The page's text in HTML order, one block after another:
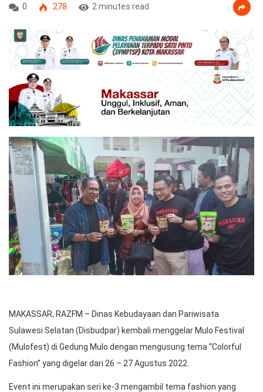
0 278 2 minutes read
MAKASSAR, RAZFM – Dinas Kebudayaan dan Pariwisata
Sulawesi Selatan (Disbudpar) kembali menggelar Mulo Festival
(Mulofest) di Gedung Mulo dengan mengusung tema “Colorful
Fashion” yang digelar dari 26 – 27 Agustus 2022.
Event ini merupakan seri ke-3 mengambil tema fashion yang